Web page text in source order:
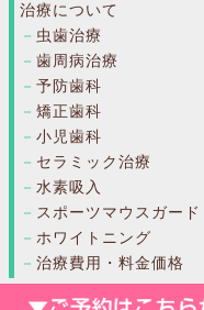
治療について
虫歯治療
歯周病治療
予防歯科
矯正歯科
小児歯科
セラミック治療
水素吸入
スポーツマウスガード
ホワイトニング
治療費用・料金価格
Copyright © 練馬区石神